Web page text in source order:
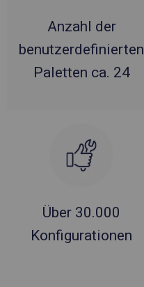
Anzahl der
benutzerdefinierten
Paletten ca. 24
Über 30.000
Konfigurationen